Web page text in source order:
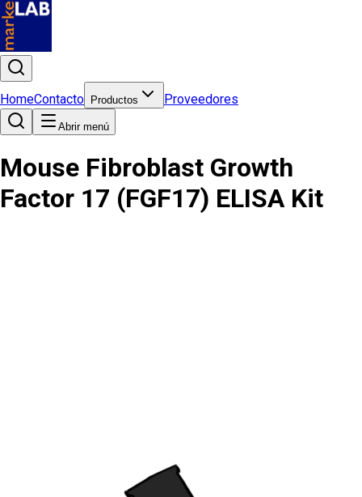
HomeContacto Productos Proveedores
Abrir menú
Mouse Fibroblast Growth
Factor 17 (FGF17) ELISA Kit